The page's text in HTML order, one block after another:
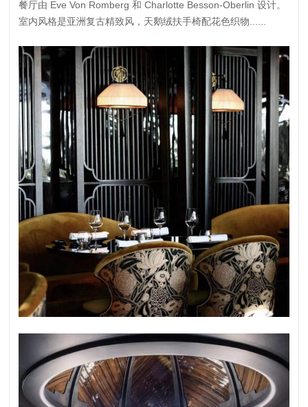
餐厅由 Eve Von Romberg 和 Charlotte Besson-Oberlin 设计。
室内风格是亚洲复古精致风，天鹅绒扶手椅配花色织物......